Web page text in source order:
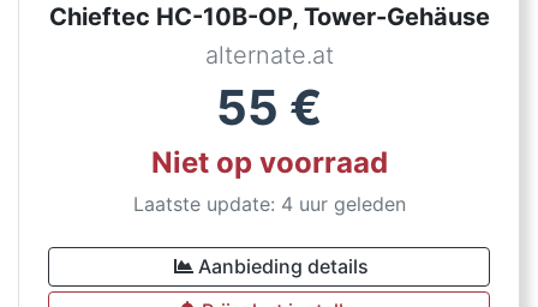
Chieftec HC-10B-OP, Tower-Gehäuse
alternate.at
55 €
Niet op voorraad
Laatste update: 4 uur geleden
Aanbieding details